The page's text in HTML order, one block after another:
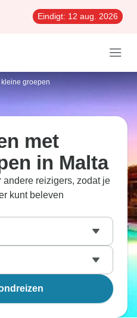
Eindigt: 12 aug. 2026
groepen
met
in Malta
andere reizigers, zodat je
kunt beleven